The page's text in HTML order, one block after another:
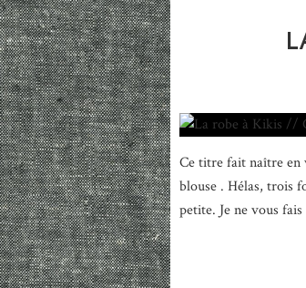
Ce titre fait naître en
blouse . Hélas, trois
petite. Je ne vous